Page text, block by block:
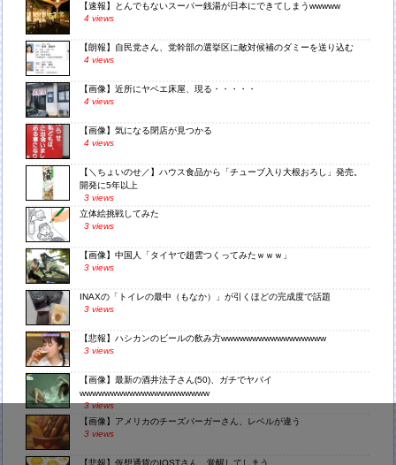
【速報】とんでもないスーパー銭湯が日本にできてしまうwwwww
4 views
【朗報】自民党さん、党幹部の選挙区に敵対候補のダミーを送り込む
4 views
【画像】近所にヤベエ床屋、現る・・・・・
4 views
【画像】気になる閉店が見つかる
4 views
【＼ちょいのせ／】ハウス食品から「チューブ入り大根おろし」発売。
開発に5年以上
3 views
立体絵挑戦してみた
3 views
【画像】中国人「タイヤで趙雲つくってみたｗｗｗ」
3 views
INAXの「トイレの最中（もなか）」が引くほどの完成度で話題
3 views
【悲報】ハシカンのビールの飲み方wwwwwwwwwwwwwwwww
3 views
【画像】最新の酒井法子さん(50)、ガチでヤバイ
wwwwwwwwwwwwwwwwwwwww
3 views
【画像】アメリカのチーズバーガーさん、レベルが違う
3 views
【悲報】仮想通貨のIOSTさん、覚醒してしまう…